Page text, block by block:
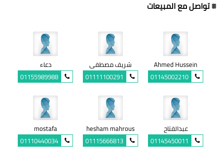
# تواصل مع المبيعات
Ahmed Hussein
01145002210
شريف مصطفى
01111100291
دعاء
01155989988
عبدالفتاح
01145450011
hesham mahrous
01115666813
mostafa
01110440034